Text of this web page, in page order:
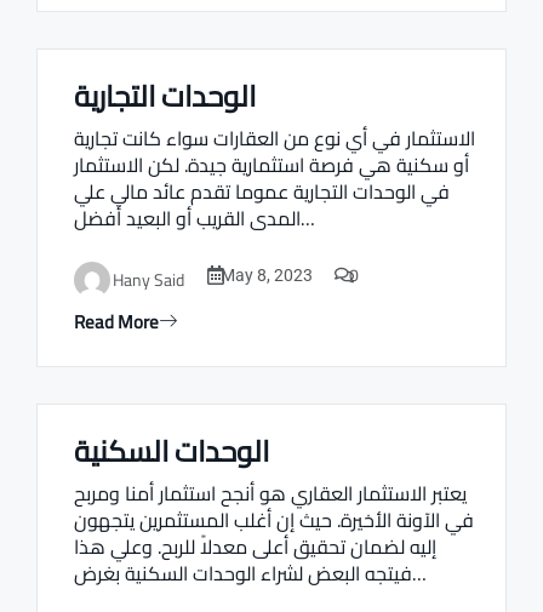
Real estate Estate ville
الوحدات التجارية
الاستثمار في أي نوع من العقارات سواء كانت تجارية
أو سكنية هي فرصة استثمارية جيدة. لكن الاستثمار
في الوحدات التجارية عموما تقدم عائد مالي علي
المدى القريب أو البعيد أفضل…
Hany Said May 8, 2023 0
Read More
Real estate Estate ville
الوحدات السكنية
يعتبر الاستثمار العقاري هو أنجح استثمار أمنا ومربح
في الآونة الأخيرة. حيث إن أغلب المستثمرين يتجهون
إليه لضمان تحقيق أعلى معدلاً للربح. وعلي هذا
فيتجه البعض لشراء الوحدات السكنية بغرض…